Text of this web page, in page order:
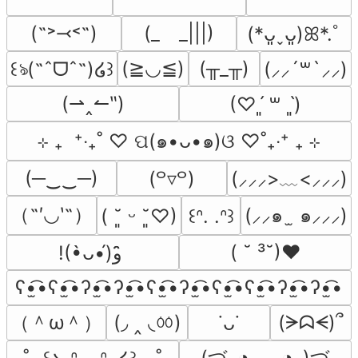
(˶˃⤙˂˶) (_　_|||)
(*ᴗ͈ˬᴗ͈)ꕤ*.ﾟ
꒰ঌ(˶ˆᗜˆ˵)໒꒱ (≧◡≦) (╥_╥)
(⸝⸝´꒳`⸝⸝)
(⇀‸↼‶)
(♡ˊ͈ ꒳ ˋ͈)
⊹ ₊  ⁺‧₊˚ ♡ ପ(๑•ᴗ•๑)ଓ ♡˚₊‧⁺ ₊ ⊹
(─‿‿─)
(꒪▿꒪)
(⸝⸝⸝>﹏<⸝⸝⸝)
（˶′◡‵˶）
( ˘͈ ᵕ ˘͈♡) ꒰ᐢ. .ᐢ꒱ (⸝⸝๑  ̫ ๑⸝⸝⸝)
( ˘ ³˘)♥
ʕ•̫͡•ʕ•̫͡•ʔ•̫͡•ʔ•̫͡•ʕ•̫͡•ʔ•̫͡•ʕ•̫͡•ʕ•̫͡•ʔ•̫͡•ʔ•̫͡•
（＾ω＾）
(◞ ‸ ◟ㆀ) ˙ᴗ˙
(ᗒᗣᗕ)՞